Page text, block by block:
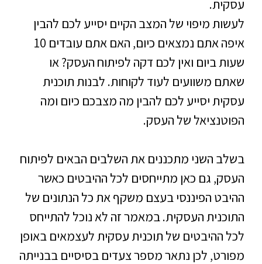
עסקית.
לעשות מיפוי של המצב הקיים יסייע לכם להבין
איפה אתם נמצאים כיום, האם אתם עובדים 10
שעות ביום ואין לכם דקה לפיתוח העסק? או
שאתם משוועים לעוד לקוחות. לבנות תוכנית
עסקית יסייע לכם להבין מה מצבכם כיום ומה
הפוטנציאל של העסק.
בשלב השני מתכננים את השלבים הבאים לפיתוח
העסק, גם כאן מתייחסים לכל ההיבטים כאשר
ההיבט הפיננסי בעצם משקף את כל הנתונים של
התוכנית העסקית. במאמר זה לא נוכל להתייחס
לכל ההיבטים של תוכנית עסקית לעצמאים באופן
מפורט, לכן נתאר מספר צעדים בסיסיים בבנייתה